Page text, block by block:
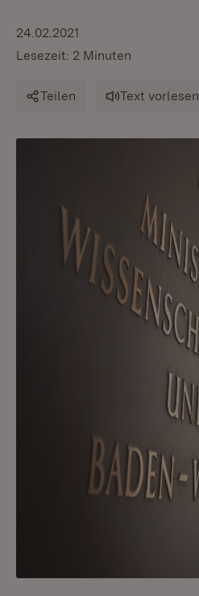
24.02.2021
Lesezeit: 2 Minuten
Teilen Text vorlesen